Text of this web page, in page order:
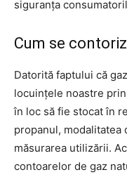
siguranța
Cum se
Datorită faptului că
locuințele noastre
în loc să fie stocat în
propanul, modalitatea
măsurarea utilizării.
contoarelor de gaz